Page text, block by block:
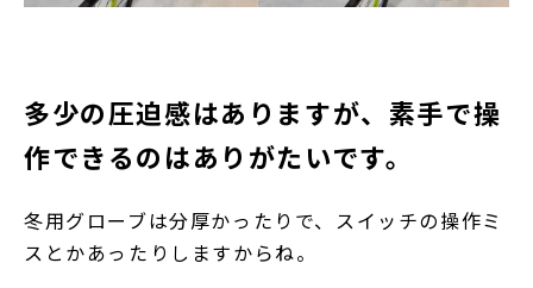
多少の圧迫感はありますが、素手で操
作できるのはありがたいです。
冬用グローブは分厚かったりで、スイッチの操作ミ
スとかあったりしますからね。